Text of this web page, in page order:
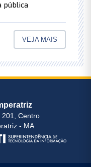
pública
VEJA MAIS
201, Centro
- MA